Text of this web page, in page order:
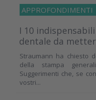
APPROFONDIMENTI
I 10
dentale da
Straumann ha chiesto
della stampa
Suggerimenti che, se
vostri...